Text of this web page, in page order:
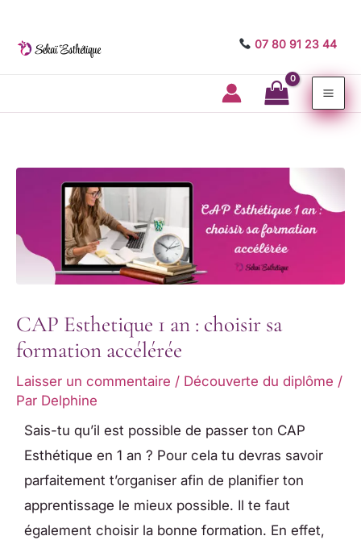
07 80 91 23 44
CAP Esthetique 1 an : choisir sa
formation accélérée
Laisser un commentaire / Découverte du diplôme /
Par Delphine
Sais-tu qu’il est possible de passer ton CAP
Esthétique en 1 an ? Pour cela tu devras savoir
parfaitement t’organiser afin de planifier ton
apprentissage le mieux possible. Il te faut
également choisir la bonne formation. En effet,